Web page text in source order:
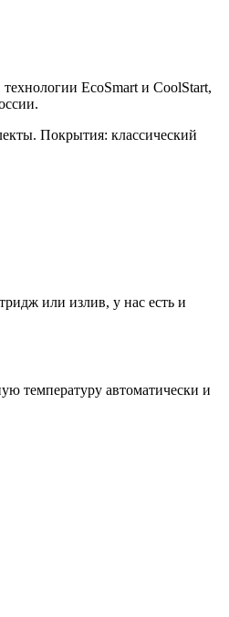
EcoSmart и CoolStart,
Покрытия: классический
или излив, у нас есть и
температуру автоматически и